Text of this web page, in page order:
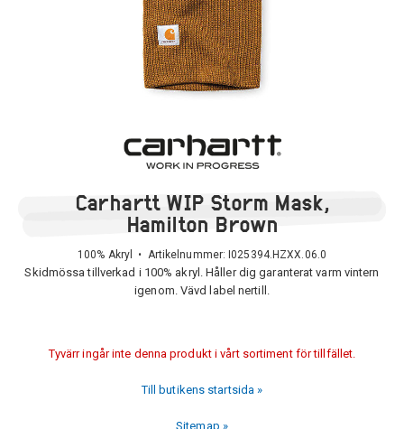
Carhartt WIP Storm Mask,
Hamilton Brown
100% Akryl • Artikelnummer: I025394.HZXX.06.0
Skidmössa tillverkad i 100% akryl. Håller dig garanterat varm vintern
igenom. Vävd label nertill.
Tyvärr ingår inte denna produkt i vårt sortiment för tillfället.
Till butikens startsida »
Sitemap »